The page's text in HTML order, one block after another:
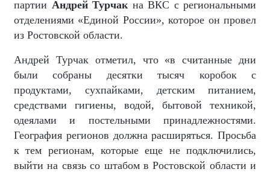
партии Андрей Турчакна ВКС с региональными
отделениями «Единой России», которое он провел
из Ростовской области.
Андрей Турчак отметил, что «в считанные дни
были собраны десятки тысяч коробок с
продуктами, сухпайками, детским питанием,
средствами гигиены, водой, бытовой техникой,
одеялами и постельными принадлежностями.
География регионов должна расширяться. Просьба
к тем регионам, которые еще не подключились,
выйти на связь со штабом в Ростовской области и